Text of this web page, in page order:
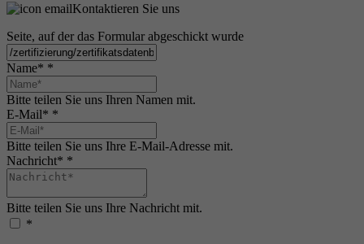
Kontaktieren Sie uns
Seite, auf der das Formular abgeschickt wurde
Name* *
Bitte teilen Sie uns Ihren Namen mit.
E-Mail* *
Bitte teilen Sie uns Ihre E-Mail-Adresse mit.
Nachricht* *
Bitte teilen Sie uns Ihre Nachricht mit.
*